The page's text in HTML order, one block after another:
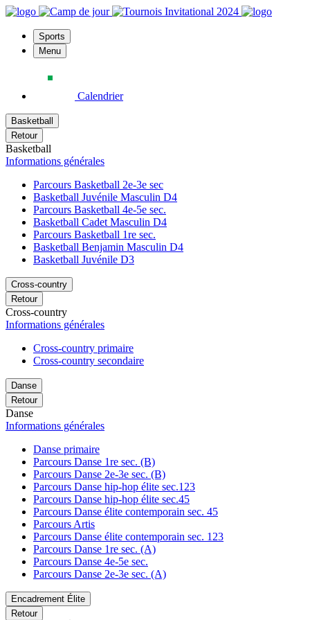
Sports
Menu
Calendrier
Basketball
Retour
Basketball
Informations générales
Parcours Basketball 2e-3e sec
Basketball Juvénile Masculin D4
Parcours Basketball 4e-5e sec.
Basketball Cadet Masculin D4
Parcours Basketball 1re sec.
Basketball Benjamin Masculin D4
Basketball Juvénile D3
Cross-country
Retour
Cross-country
Informations générales
Cross-country primaire
Cross-country secondaire
Danse
Retour
Danse
Informations générales
Danse primaire
Parcours Danse 1re sec. (B)
Parcours Danse 2e-3e sec. (B)
Parcours Danse hip-hop élite sec.123
Parcours Danse hip-hop élite sec.45
Parcours Danse élite contemporain sec. 45
Parcours Artis
Parcours Danse élite contemporain sec. 123
Parcours Danse 1re sec. (A)
Parcours Danse 4e-5e sec.
Parcours Danse 2e-3e sec. (A)
Encadrement Élite
Retour